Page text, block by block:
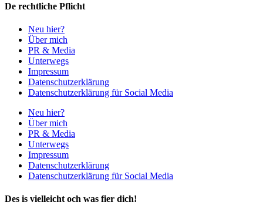
De rechtliche Pflicht
Neu hier?
Über mich
PR & Media
Unterwegs
Impressum
Datenschutzerklärung
Datenschutzerklärung für Social Media
Neu hier?
Über mich
PR & Media
Unterwegs
Impressum
Datenschutzerklärung
Datenschutzerklärung für Social Media
Des is vielleicht och was fier dich!